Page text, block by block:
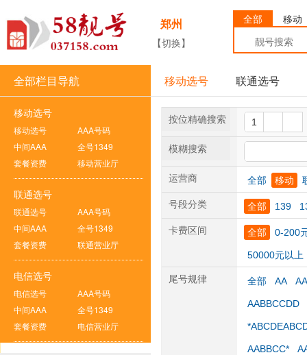
郑州
【切换】
全部 移动
全部栏目导航 移动选号 联通选号
移动选号
移动选号
AAA号码
中间AAA
全号1349
套餐资费
移动营业厅
联通选号
联通选号
AAA号码
中间AAA
全号1349
套餐资费
联通营业厅
电信选号
电信选号
AAA号码
中间AAA
全号1349
套餐资费
电信营业厅
按位精确搜索
模糊搜索
运营商 全部 移动
号段分类 全部 139
卡费区间 全部 0-200
50000元以上
尾号规律 全部 AA
AABBCCDD
AABBCC*